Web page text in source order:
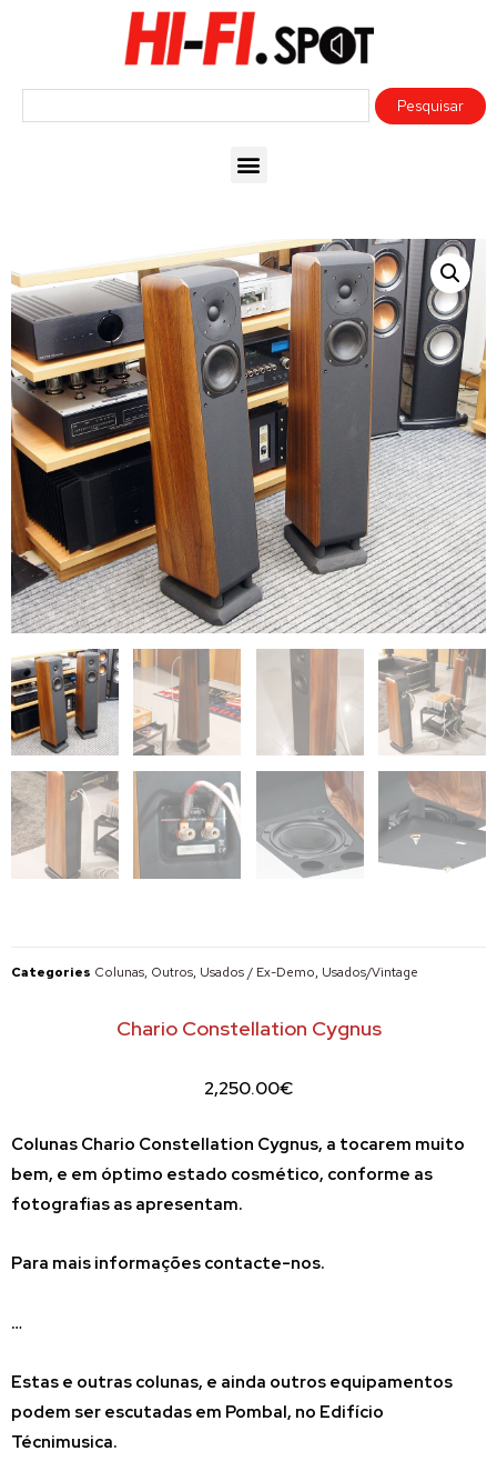
Categories Colunas, Outros, Usados / Ex-Demo, Usados/Vintage
Chario Constellation Cygnus
2,250.00€
Colunas Chario Constellation Cygnus, a tocarem muito
bem, e em óptimo estado cosmético, conforme as
fotografias as apresentam.
Para mais informações contacte-nos.
…
Estas e outras colunas, e ainda outros equipamentos
podem ser escutadas em Pombal, no Edifício
Técnimusica.